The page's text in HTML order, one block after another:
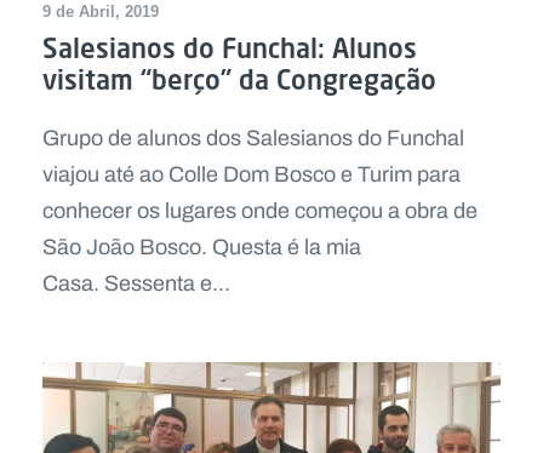
9 de Abril, 2019
Salesianos do Funchal: Alunos
visitam “berço” da Congregação
Grupo de alunos dos Salesianos do Funchal
viajou até ao Colle Dom Bosco e Turim para
conhecer os lugares onde começou a obra de
São João Bosco. Questa é la mia
Casa. Sessenta e...